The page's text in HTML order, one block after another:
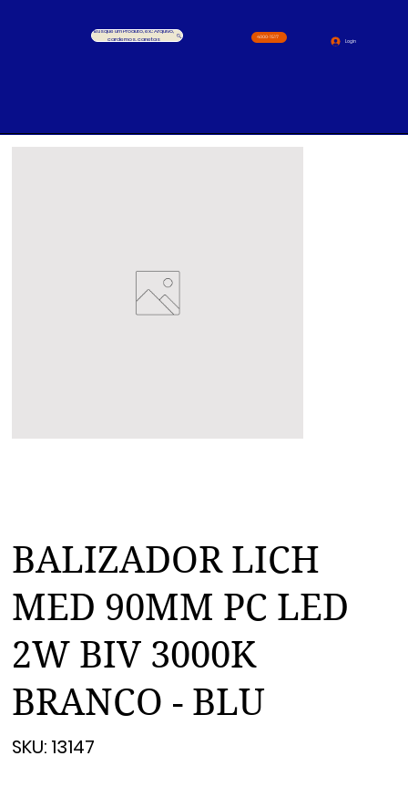
Busque um Produto, ex.: Arquivo,
cardernos, canetas
4000-1517
Login
BALIZADOR LICH
MED 90MM PC LED
2W BIV 3000K
BRANCO - BLU
SKU:
13147
13147